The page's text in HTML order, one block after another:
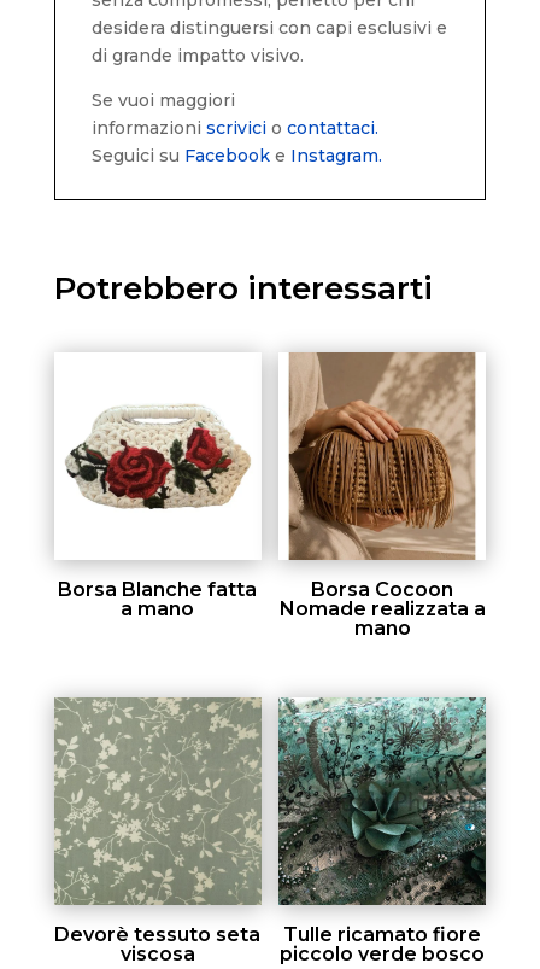
desidera distinguersi con capi esclusivi e
di grande impatto visivo.
Se vuoi maggiori
informazioni scrivicio contattaci.
Seguici su Facebooke Instagram.
Potrebbero interessarti
Borsa Blanche fatta
a mano
Borsa Cocoon
Nomade realizzata a
mano
Devorè tessuto seta
viscosa
Tulle ricamato fiore
piccolo verde bosco